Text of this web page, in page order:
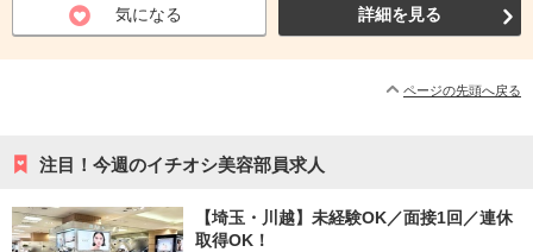
気になる 詳細を見る
ページの先頭へ戻る
注目！今週のイチオシ美容部員求人
【埼玉・川越】未経験OK／面接1回／連休
取得OK！